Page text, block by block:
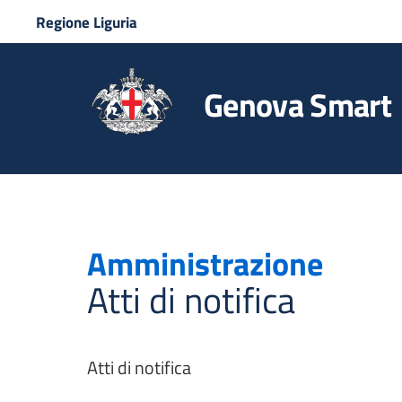
Regione Liguria
Genova Smart
Amministrazione
Atti di notifica
Atti di notifica